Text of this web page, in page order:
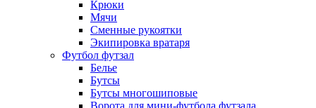
Крюки
Мячи
Сменные рукоятки
Экипировка вратаря
Футбол футзал
Белье
Бутсы
Бутсы многошиповые
Ворота для мини-футбола футзала